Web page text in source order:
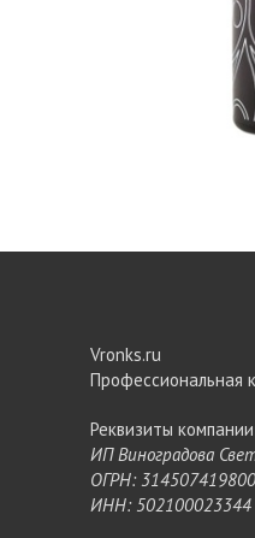
Vronks.ru
Профессиональная
Реквизиты
ИП Виноградова
ОГРН:
ИНН: 502100023344